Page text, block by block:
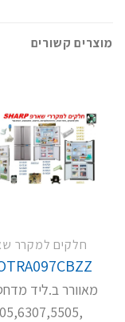
מוצרים קשורים
חלקים למקרר